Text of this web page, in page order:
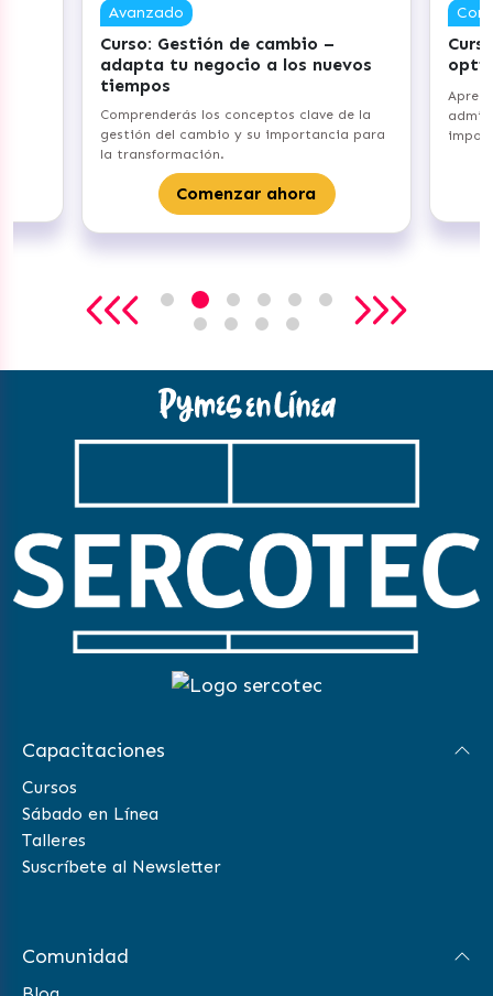
de cambio –
a los nuevos
los conceptos clave de la
y su importancia para
Curso: Gestiona tu
optimiza tus procesos
Aprenderás los fundamentos de
administración de inventarios y su
importancia para tu
Comenzar ahora
Capacitaciones
Cursos
Sábado en Línea
Talleres
Suscríbete al Newsletter
Comunidad